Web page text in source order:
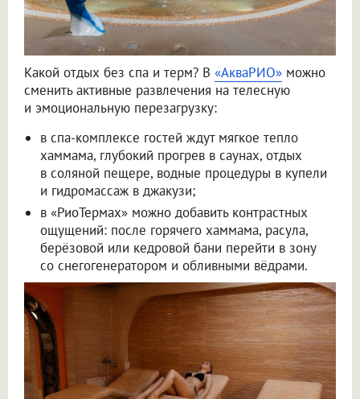
Какой отдых без спа и терм? В «АкваРИО» можно
сменить активные развлечения на телесную
и эмоциональную перезагрузку:
в спа-комплексе гостей ждут мягкое тепло
хаммама, глубокий прогрев в саунах, отдых
в соляной пещере, водные процедуры в купели
и гидромассаж в джакузи;
в «РиоТермах» можно добавить контрастных
ощущений: после горячего хаммама, расула,
берёзовой или кедровой бани перейти в зону
со снегогенератором и обливными вёдрами.